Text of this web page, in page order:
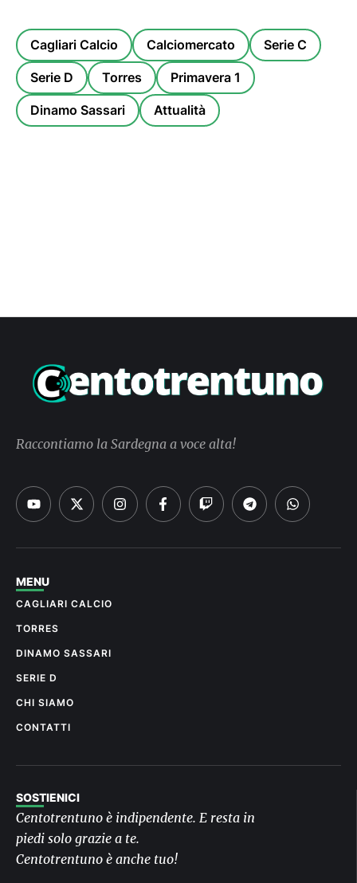
Cagliari Calcio Calciomercato Serie C
Serie D Torres Primavera 1
Dinamo Sassari Attualità
Raccontiamo la Sardegna a voce alta!
MENU
CAGLIARI CALCIO
TORRES
DINAMO SASSARI
SERIE D
CHI SIAMO
CONTATTI
SOSTIENICI
Centotrentuno è indipendente. E resta in
piedi solo grazie a te.
Centotrentuno è anche tuo!